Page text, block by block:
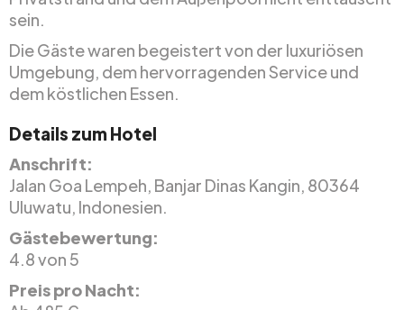
sein.
Die Gäste waren begeistert von der luxuriösen
Umgebung, dem hervorragenden Service und
dem köstlichen Essen.
Details zum Hotel
Anschrift:
Jalan Goa Lempeh, Banjar Dinas Kangin, 80364
Uluwatu, Indonesien.
Gästebewertung:
4.8 von 5
Preis pro Nacht: